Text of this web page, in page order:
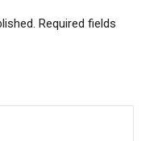
Required fields